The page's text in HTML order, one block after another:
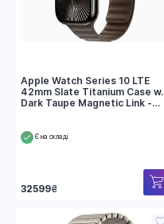
назвою
рейтингом
Apple Watch Series 10 LTE
42mm Slate Titanium Case w.
Dark Taupe Magnetic Link -
Є на складі
32599₴